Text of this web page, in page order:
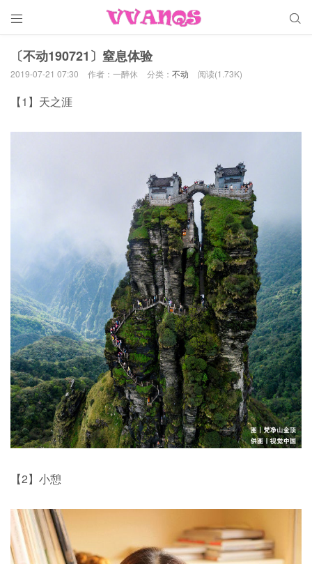
 
〔不动190721〕窒息体验
2019-07-21 07:30 作者：一醉休 分类： 不动 阅读(1.73K)
【1】天之涯
【2】小憩